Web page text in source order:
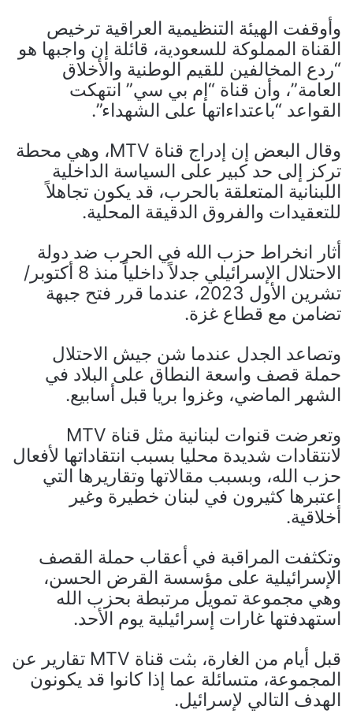
وأوقفت الهيئة التنظيمية العراقية ترخيص
القناة المملوكة للسعودية، قائلة إن واجبها هو
“ردع المخالفين للقيم الوطنية والأخلاق
العامة”، وأن قناة “إم بي سي” انتهكت
القواعد “باعتداءاتها على الشهداء”.
وقال البعض إن إدراج قناة MTV، وهي محطة
تركز إلى حد كبير على السياسة الداخلية
اللبنانية المتعلقة بالحرب، قد يكون تجاهلاً
للتعقيدات والفروق الدقيقة المحلية.
أثار انخراط حزب الله في الحرب ضد دولة
الاحتلال الإسرائيلي جدلاً داخلياً منذ 8 أكتوبر/
تشرين الأول 2023، عندما قرر فتح جبهة
تضامن مع قطاع غزة.
وتصاعد الجدل عندما شن جيش الاحتلال
حملة قصف واسعة النطاق على البلاد في
الشهر الماضي، وغزوا بريا قبل أسابيع.
وتعرضت قنوات لبنانية مثل قناة MTV
لانتقادات شديدة محليا بسبب انتقاداتها لأفعال
حزب الله، وبسبب مقالاتها وتقاريرها التي
اعتبرها كثيرون في لبنان خطيرة وغير
أخلاقية.
وتكثفت المراقبة في أعقاب حملة القصف
الإسرائيلية على مؤسسة القرض الحسن،
وهي مجموعة تمويل مرتبطة بحزب الله
استهدفتها غارات إسرائيلية يوم الأحد.
قبل أيام من الغارة، بثت قناة MTV تقارير عن
المجموعة، متسائلة عما إذا كانوا قد يكونون
الهدف التالي لإسرائيل.